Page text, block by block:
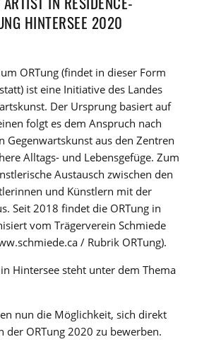
HINTERSEE 2020
ORTung (findet in dieser Form
ist eine Initiative des Landes
Der Ursprung basiert auf
folgt es dem Anspruch nach
Gegenwartskunst aus den Zentren
Alltags- und Lebensgefüge. Zum
Austausch zwischen den
und Künstlern mit der
Seit 2018 findet die ORTung in
vom Trägerverein Schmiede
/ Rubrik ORTung).
Hintersee steht unter dem Thema
nun die Möglichkeit, sich direkt
der ORTung 2020 zu bewerben.